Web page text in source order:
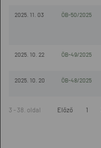
2025. 11. 03 ÖB-50/2025
2025. 10. 22 ÖB-49/2025
2025. 10. 20 ÖB-48/2025
3 - 38. oldal Előző 1